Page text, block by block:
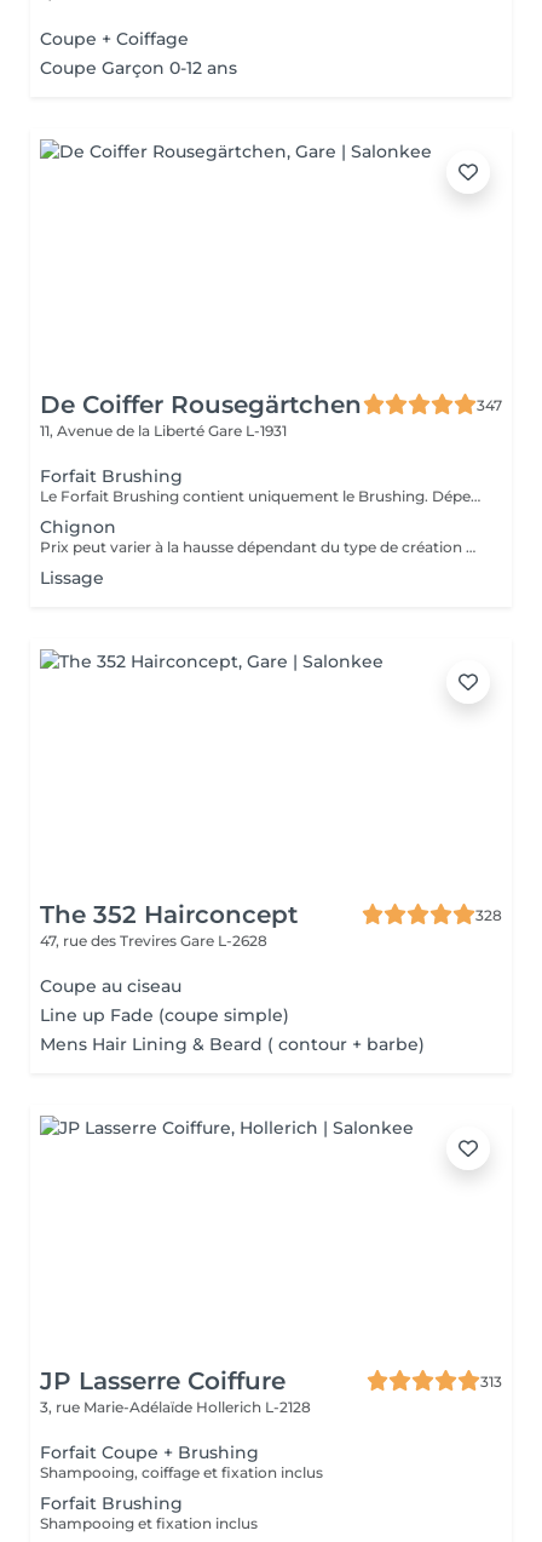
Coupe + Coiffage
Coupe Garçon 0-12 ans
De Coiffer Rousegärtchen
347
11, Avenue de la Liberté Gare L-1931
Forfait Brushing
Le Forfait Brushing contient uniquement le Brushing. Dépendant de la longueur des cheveux, le prix peut varier. En cas de questions veuillez appeler au +352 27 70 21 25.
Chignon
Prix peut varier à la hausse dépendant du type de création finalement réalisée.
Lissage
The 352 Hairconcept
328
47, rue des Trevires Gare L-2628
Coupe au ciseau
Line up Fade (coupe simple)
Mens Hair Lining & Beard ( contour + barbe)
JP Lasserre Coiffure
313
3, rue Marie-Adélaïde Hollerich L-2128
Forfait Coupe + Brushing
Shampooing, coiffage et fixation inclus
Forfait Brushing
Shampooing et fixation inclus